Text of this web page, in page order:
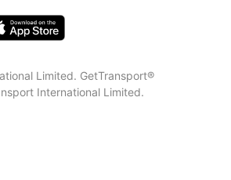
Limited. GetTransport®
International Limited.